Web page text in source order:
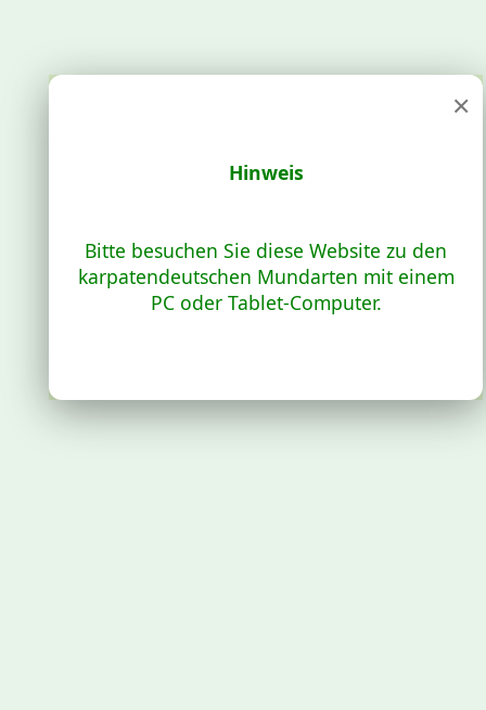
×
Hinweis
Bitte besuchen Sie diese Website zu den
karpatendeutschen Mundarten mit einem
PC oder Tablet-Computer.